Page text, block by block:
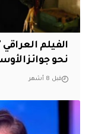
الفيلم
نحو جوائز
قبل 8 أشهر